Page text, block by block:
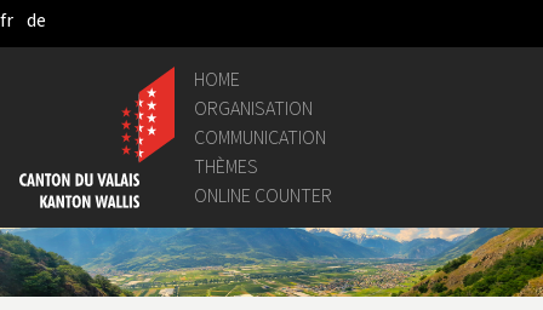
Skip to Main Content
fr de
HOME
ORGANISATION
COMMUNICATION
THÈMES
ONLINE COUNTER